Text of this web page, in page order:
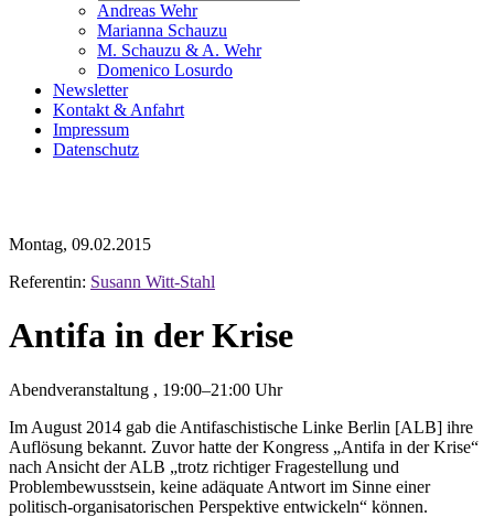
Andreas Wehr
Marianna Schauzu
M. Schauzu & A. Wehr
Domenico Losurdo
Newsletter
Kontakt & Anfahrt
Impressum
Datenschutz
Montag, 09.02.2015
Referentin: Susann Witt-Stahl
Antifa in der Krise
Abendveranstaltung , 19:00–21:00 Uhr
Im August 2014 gab die Antifaschistische Linke Berlin [ALB] ihre
Auflösung bekannt. Zuvor hatte der Kongress „Antifa in der Krise“
nach Ansicht der ALB „trotz richtiger Fragestellung und
Problembewusstsein, keine adäquate Antwort im Sinne einer
politisch-organisatorischen Perspektive entwickeln“ können.